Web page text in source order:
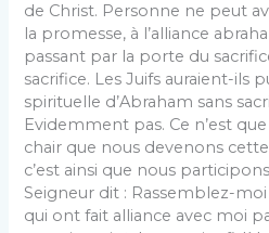
de Christ. Personne ne peut
la promesse, à l’alliance
passant par la porte du
sacri­fice. Les Juifs auraient-ils
spirituelle d’Abraham sans
Evidemment pas. Ce n’est
chair que nous devenons
c’est ainsi que nous
Seigneur dit : Rassemblez-
qui ont fait alliance avec moi